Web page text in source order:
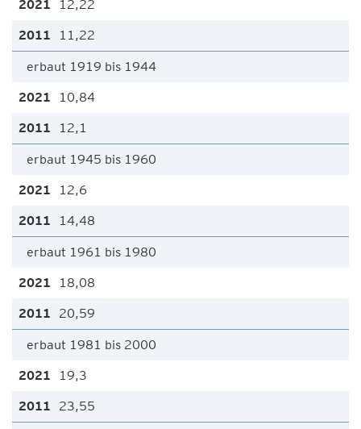
12,22
11,22
erbaut 1919 bis 1944
10,84
12,1
erbaut 1945 bis 1960
12,6
14,48
erbaut 1961 bis 1980
18,08
20,59
erbaut 1981 bis 2000
19,3
23,55